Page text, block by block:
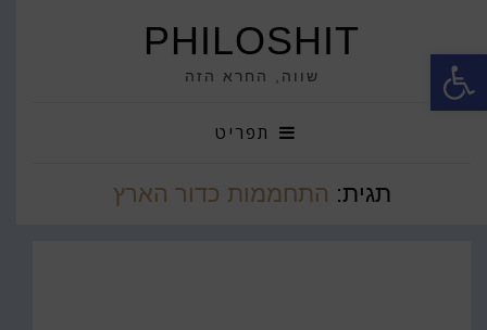
פתח סרגל נגישות PHILOSHIT
שווה, החרא הזה
תפריט
תגית: התחממות כדור הארץ